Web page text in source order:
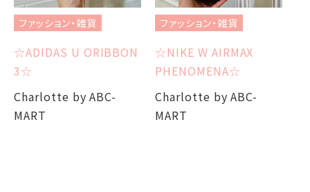
ファッション・雑貨
☆ADIDAS U ORIBBON
3☆
Charlotte by ABC-
MART
ファッション・雑貨
☆NIKE W AIRMAX
PHENOMENA☆
Charlotte by ABC-
MART